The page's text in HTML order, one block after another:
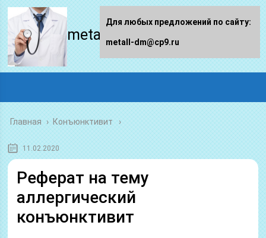
metall-dm.ru
Главная › Конъюнктивит
11.02.2020
Реферат на тему
аллергический
конъюнктивит
Для любых предложений по сайту:
metall-dm@cp9.ru